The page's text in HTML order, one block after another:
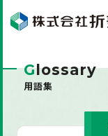
Glossary
用語集